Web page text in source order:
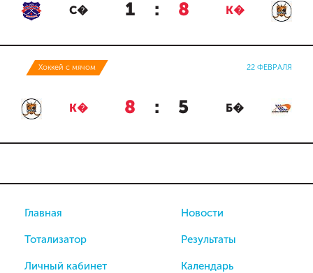
С� 1 : 8 К�
Хоккей с мячом 22 ФЕВРАЛЯ
К� 8 : 5 Б�
Главная
Тотализатор
Личный кабинет
Новости
Результаты
Календарь